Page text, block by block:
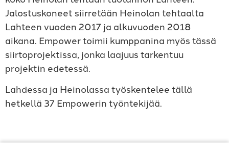
Jalostuskoneet siirretään Heinolan tehtaalta
Lahteen vuoden 2017 ja alkuvuoden 2018
aikana. Empower toimii kumppanina myös tässä
siirtoprojektissa, jonka laajuus tarkentuu
projektin edetessä.
Lahdessa ja Heinolassa työskentelee tällä
hetkellä 37 Empowerin työntekijää.